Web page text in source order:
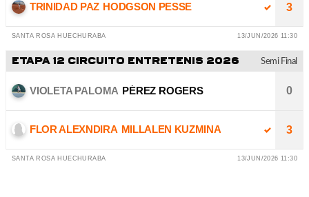
TRINIDAD PAZ HODGSON PESSE 3
SANTA ROSA HUECHURABA 13/JUN/2026 11:30
ETAPA 12 CIRCUITO ENTRETENIS 2026 Semi Final
VIOLETA PALOMA PÉREZ ROGERS 0
FLOR ALEXNDIRA MILLALEN KUZMINA 3
SANTA ROSA HUECHURABA 13/JUN/2026 11:30